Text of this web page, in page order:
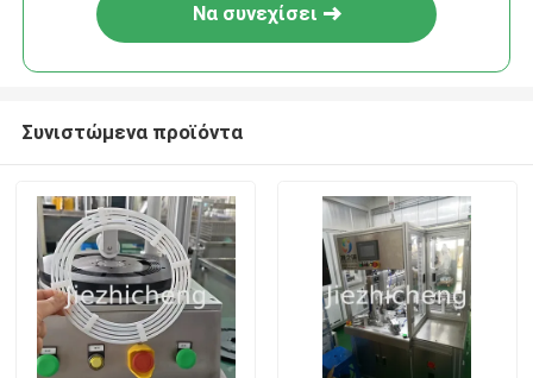
Να συνεχίσει
Συνιστώμενα προϊόντα